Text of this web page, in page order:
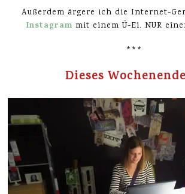
Außerdem ärgere ich die Internet-
Instagram mit einem Ü-Ei. NUR
***
Dieses